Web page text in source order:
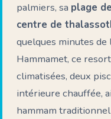
palmiers, sa plage
centre de
quelques minutes de
Hammamet, ce
climatisées, deux
intérieure chauffée,
hammam